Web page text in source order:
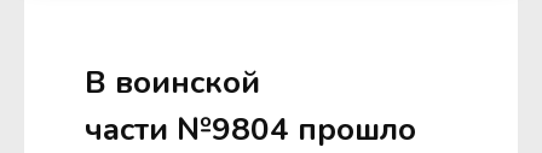
В воинской
части №9804 прошло